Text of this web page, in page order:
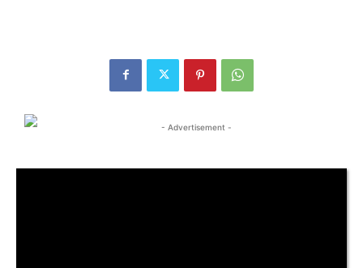
- Advertisement -